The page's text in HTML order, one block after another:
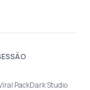
PackDark Studio